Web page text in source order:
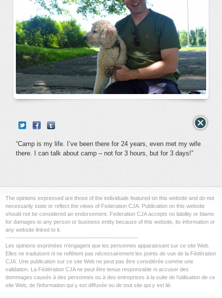
“Camp is my life. I’ve been there for 24 years, even met my wife
there. I can talk about camp – not for 3 hours, but for 3 days!”
The opinions expressed are those of the individuals featured on this website and do not
necessarily state or reflect the views of Federation CJA. Publication on this website
should not be considered an endorsement. Federation CJA accepts no liability or blame
for damages to any person or business entity because of this website, its information or
any website linked to it.
-------------------------------------------------------------------
Les opinions exprimées n’engagent que les personnes apparaissant sur ce site Web.
Elles ne traduisent ni ne reflètent pas nécessairement les points de vue de la Fédération
CJA. Une publication sur ce site Web ne peut pas être considérée comme une
validation. La Fédération CJA ne peut être tenue responsable ni accuser des
dommages causés à des personnes ou à des entreprises à la suite de l’utilisation de ce
site Web, de l’information qui y est diffusée ou de tout site qui y est lié.